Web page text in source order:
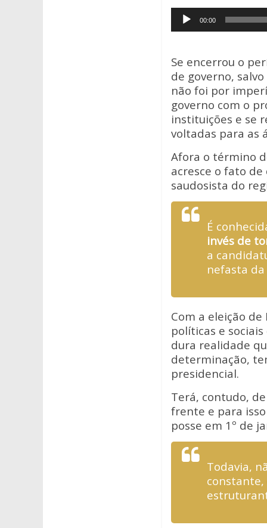
s
A
p
p
b
o
o
k
er
Tocador
de
00:00
Se encerrou o
de governo,
não foi por
governo com o
instituições e se
voltadas para as
Afora o término
acresce o fato
saudosista do
É
invés de
a
nefasta
Com a eleição
políticas e
dura realidade
determinação,
presidencial.
Terá, contudo,
frente e para
posse em 1º de
Todavia,
constante,